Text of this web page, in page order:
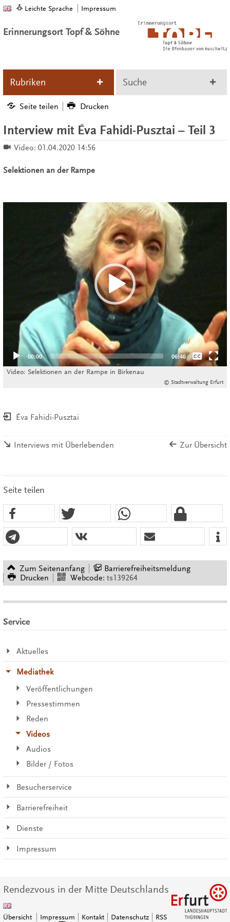
Leichte Sprache Impressum
Erinnerungsort Topf & Söhne
Rubriken Suche
Seite teilen Drucken
Interview mit Éva Fahidi-Pusztai – Teil 3
Video: 01.04.2020 14:56
Selektionen an der Rampe
00:00 06:46
None
Deutsch
Video: Selektionen an der Rampe in Birkenau
© Stadtverwaltung Erfurt
Éva Fahidi-Pusztai
Interviews mit Überlebenden Zur Übersicht
Seite teilen
Zum Seitenanfang
Barrierefreiheitsmeldung
Drucken
Webcode: ts139264
Service
Aktuelles
Mediathek
Veröffentlichungen
Pressestimmen
Reden
Videos
Audios
Bilder / Fotos
Besucherservice
Barrierefreiheit
Dienste
Impressum
Rendezvous in der Mitte Deutschlands
Übersicht Impressum Kontakt Datenschutz
RSS